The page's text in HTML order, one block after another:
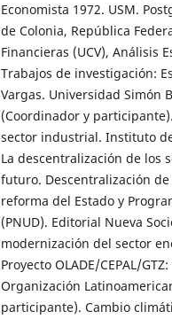
Economista 1972. USM.
de Colonia, República
Financieras (UCV), Análisis
Trabajos de investigación:
Vargas. Universidad Simón
(Coordinador y
sector industrial. Instituto
La descentralización de los
futuro. Descentralización
reforma del Estado y
(PNUD). Editorial Nueva
modernización del sector
Proyecto OLADE/CEPAL/
Organización
participante). Cambio